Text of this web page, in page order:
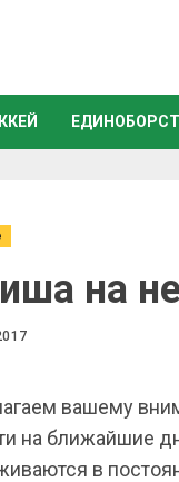
на
вашему
на ближайшие
в